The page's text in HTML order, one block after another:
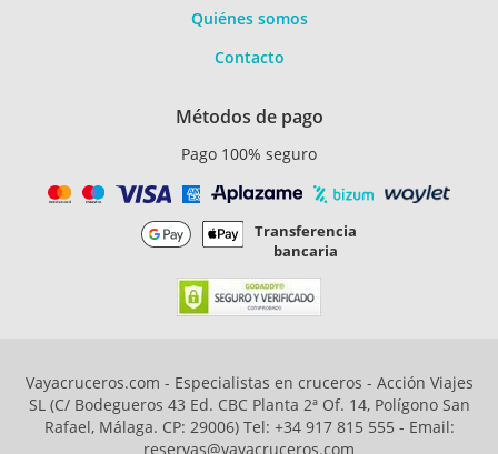
Quiénes somos
Contacto
Métodos de pago
Pago 100% seguro
Transferencia
bancaria
Vayacruceros.com - Especialistas en cruceros - Acción Viajes
SL (C/ Bodegueros 43 Ed. CBC Planta 2ª Of. 14, Polígono San
Rafael, Málaga. CP: 29006) Tel: +34 917 815 555 - Email:
reservas@vayacruceros.com